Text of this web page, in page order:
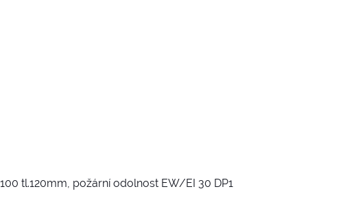
tl.120mm, požární odolnost EW/EI 30 DP1